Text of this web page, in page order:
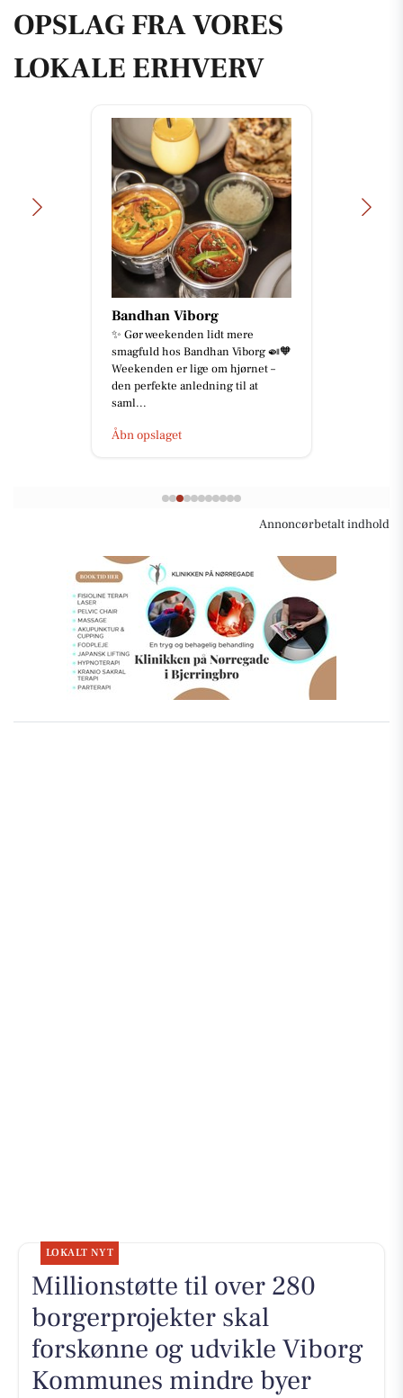
OPSLAG FRA VORES
LOKALE ERHVERV
Bandhan Viborg
✨ Gør weekenden lidt mere
smagfuld hos Bandhan Viborg 🍛🧡
Weekenden er lige om hjørnet –
den perfekte anledning til at
saml...
Åbn opslaget
Annoncørbetalt indhold
LOKALT NYT
Millionstøtte til over 280
borgerprojekter skal
forskønne og udvikle Viborg
Kommunes mindre byer